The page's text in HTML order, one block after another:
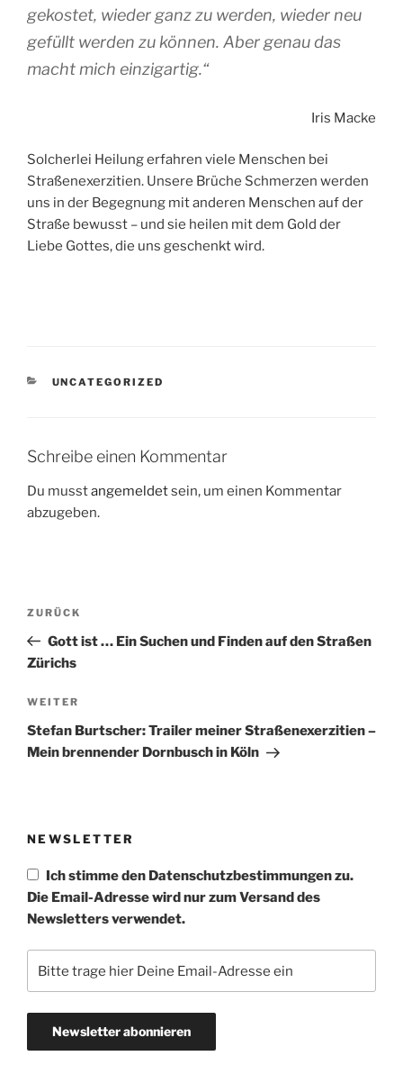
gekostet, wieder ganz zu werden, wieder neu
gefüllt werden zu können. Aber genau das
macht mich einzigartig.“
Iris Macke
Solcherlei Heilung erfahren viele Menschen bei
Straßenexerzitien. Unsere Brüche Schmerzen werden
uns in der Begegnung mit anderen Menschen auf der
Straße bewusst – und sie heilen mit dem Gold der
Liebe Gottes, die uns geschenkt wird.
KATEGORIEN
UNCATEGORIZED
Schreibe einen Kommentar
Du musstangemeldetsein, um einen Kommentar
abzugeben.
Beitragsnavigation
Vorheriger
Beitrag
ZURÜCK
Gott ist … Ein Suchen und Finden auf den Straßen
Zürichs
Nächster
Beitrag
WEITER
Stefan Burtscher: Trailer meiner Straßenexerzitien –
Mein brennender Dornbusch in Köln
NEWSLETTER
Ich stimme den Datenschutzbestimmungen zu.
Die Email-Adresse wird nur zum Versand des
Newsletters verwendet.